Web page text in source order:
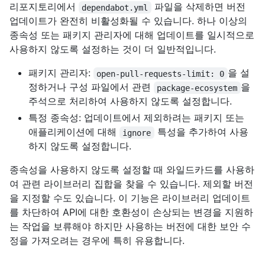
리포지토리에서 dependabot.yml
파일을 삭제하면 버전
업데이트가 완전히 비활성화될 수 있습니다. 하나 이상의
종속성 또는 패키지 관리자에 대해 업데이트를 일시적으로
사용하지 않도록 설정하는 것이 더 일반적입니다.
패키지 관리자:
open-pull-requests-limit: 0 을 설
정하거나 구성 파일에서 관련
package-ecosystem 을
주석으로 처리하여 사용하지 않도록 설정합니다.
특정 종속성: 업데이트에서 제외하려는 패키지 또는
애플리케이션에 대해
ignore
특성을 추가하여 사용
하지 않도록 설정합니다.
종속성을 사용하지 않도록 설정할 때 와일드카드를 사용하
여 관련 라이브러리 집합을 찾을 수 있습니다. 제외할 버전
을 지정할 수도 있습니다. 이 기능은 라이브러리 업데이트
를 차단하여 API에 대한 호환성이 손상되는 변경을 지원하
는 작업을 보류해야 하지만 사용하는 버전에 대한 보안 수
정을 가져오려는 경우에 특히 유용합니다.